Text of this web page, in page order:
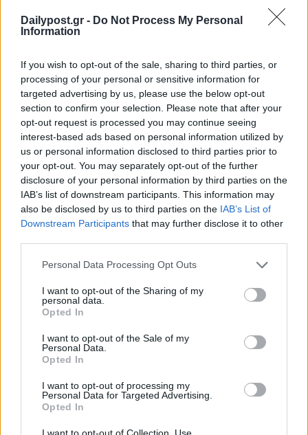
Dailypost.gr - Do Not Process My Personal
Information
If you wish to opt-out of the sale, sharing to third parties, or
processing of your personal or sensitive information for
targeted advertising by us, please use the below opt-out
section to confirm your selection. Please note that after your
opt-out request is processed you may continue seeing
interest-based ads based on personal information utilized by
us or personal information disclosed to third parties prior to
your opt-out. You may separately opt-out of the further
disclosure of your personal information by third parties on the
IAB’s list of downstream participants. This information may
also be disclosed by us to third parties on the IAB’s List of
Downstream Participants that may further disclose it to other
Personal Data Processing Opt Outs
I want to opt-out of the Sharing of my
personal data.
Opted In
I want to opt-out of the Sale of my
Personal Data.
Opted In
I want to opt-out of processing my
Personal Data for Targeted Advertising.
Opted In
I want to opt-out of Collection, Use,
ΗΠΑ: Επιτροπή της Γερουσίας προτείνει άσκηση
διώξεων σε βάρος του πρώην συμβούλου για την
Άντονι Φάουτσι
ΕΛΑΣ: «Βιομηχανία κοροϊδίας από τον
7 χρόνια μετά, ξαναπαρουσιάζει τις ίδιες
υποσχέσεις»
06/08/2026
Τραμπ: «Ήμασταν έτοιμοι για τη μεγαλύτερη
από τον Β’ Παγκόσμιο Πόλεμο – Το Ιράν μας
παρακάλεσε για συνομιλίες»
«Πυρά» κατά των ΜΜΕ από την «Ελπίδα για τη
Δημοκρατία»: «Όλοι όμως ασχολούνται με την
Καρυστιανού»
παραίτηση Ρεπούση από τον ΣΥΡΙΖΑ- Νέος
ο Χριστόφορος Βερναρδάκης, διευθυντής ο
06/08/2026
Χατζηδάκης: «Στον κάλαθο των αχρήστων οι
αμφισβητήσεις για το καλώδιο της ηλεκτρικής
διασύνδεσης Ελλάδας-Κύπρου»
06/08/2026
Μητσοτάκης: «Στρατηγική προτεραιότητα η